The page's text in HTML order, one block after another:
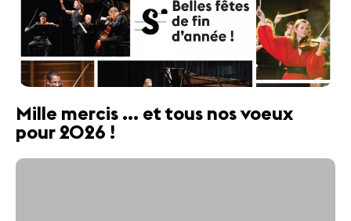
Mille mercis ... et tous nos voeux
pour 2026 !